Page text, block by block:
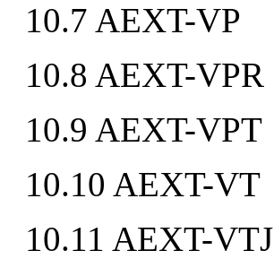
10.7 AEXT-VP
10.8 AEXT-VPR
10.9 AEXT-VPT
10.10 AEXT-VT
10.11 AEXT-VTJ